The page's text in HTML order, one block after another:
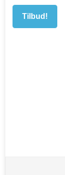
Tilbud!